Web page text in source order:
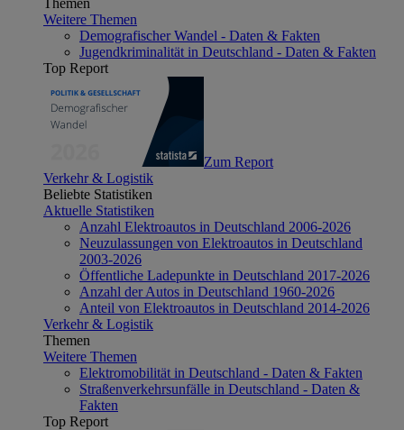
Weitere Themen
Demografischer Wandel - Daten & Fakten
Jugendkriminalität in Deutschland - Daten & Fakten
Top Report
Zum Report
Verkehr & Logistik
Beliebte Statistiken
Aktuelle Statistiken
Anzahl Elektroautos in Deutschland 2006-2026
Neuzulassungen von Elektroautos in Deutschland
2003-2026
Öffentliche Ladepunkte in Deutschland 2017-2026
Anzahl der Autos in Deutschland 1960-2026
Anteil von Elektroautos in Deutschland 2014-2026
Verkehr & Logistik
Themen
Weitere Themen
Elektromobilität in Deutschland - Daten & Fakten
Straßenverkehrsunfälle in Deutschland - Daten &
Fakten
Top Report